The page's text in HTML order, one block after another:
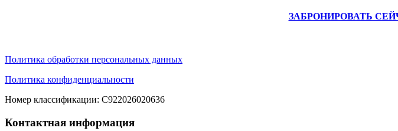
ЗАБРОНИРОВАТЬ
Политика обработки персональных данных
Политика конфиденциальности
Номер классификации: С922026020636
Контактная информация